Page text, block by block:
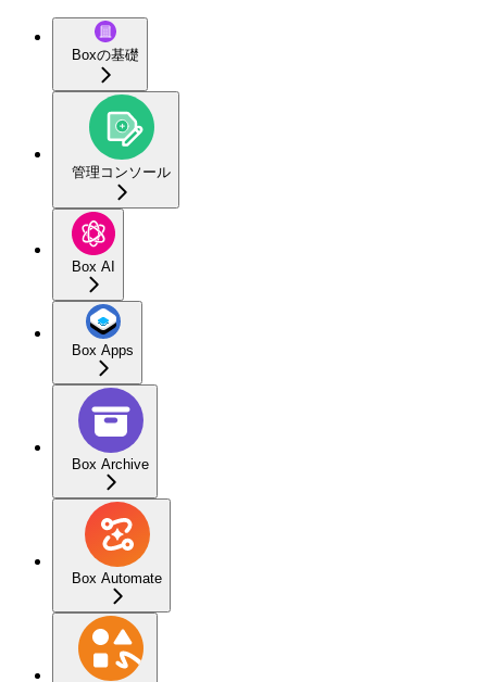
Boxの基礎
管理コンソール
Box AI
Box Apps
Box Archive
Box Automate